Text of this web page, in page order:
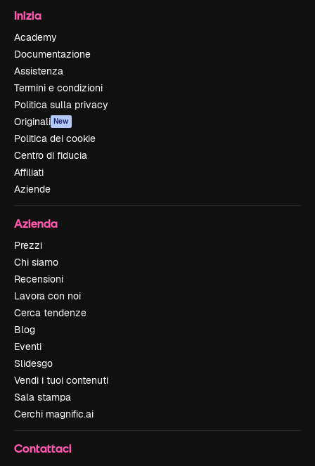
Inizia
Academy
Documentazione
Assistenza
Termini e condizioni
Politica sulla privacy
Originali New
Politica dei cookie
Centro di fiducia
Affiliati
Aziende
Azienda
Prezzi
Chi siamo
Recensioni
Lavora con noi
Cerca tendenze
Blog
Eventi
Slidesgo
Vendi i tuoi contenuti
Sala stampa
Cerchi magnific.ai
Contattaci